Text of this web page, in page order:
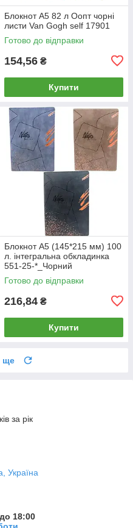
Блокнот А5 82 л Оопт чорні
листи Van Gogh self 17901
Готово до відправки
154,56 ₴
Купити
Блокнот А5 (145*215 мм) 100
л. інтегральна обкладинка
551-25-*_Чорний
Готово до відправки
216,84 ₴
Купити
ще
за рік
Україна
18:00